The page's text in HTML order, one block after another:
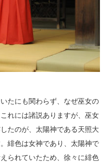
たにも関わらず、なぜ巫女の
れには諸説ありますが、巫女
たのが、太陽神である天照大
緋色は女神であり、太陽神で
られていたため、徐々に緋色